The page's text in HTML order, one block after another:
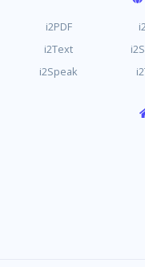
i2PDF
i2Text
i2Speak